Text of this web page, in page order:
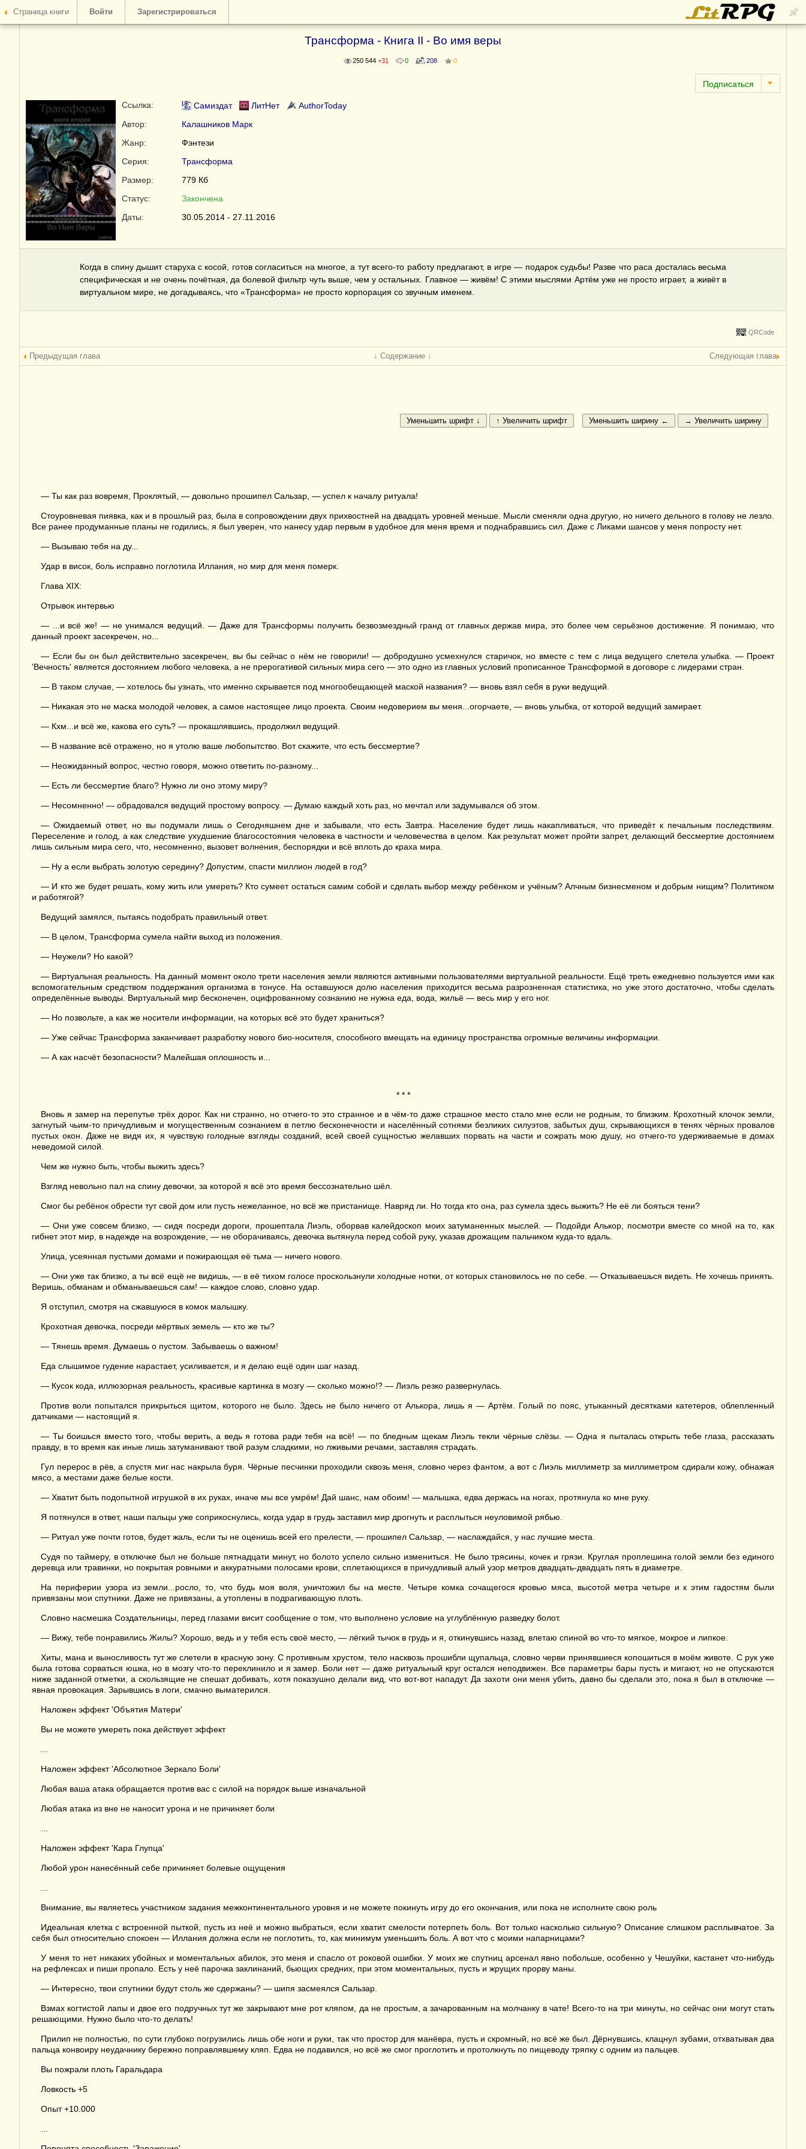
Страница книги Войти Зарегистрироваться
Трансформа - Книга II - Во имя веры
250 544 +31 0 208 0
Ссылка: Самиздат ЛитНет
AuthorToday
Автор:
Калашников Марк
Жанр:
Фэнтези
Серия:
Трансформа
Размер:
779 Кб
Статус:
Закончена
Даты:
30.05.2014 - 27.11.2016
Когда в спину дышит старуха с косой, готов согласиться на многое, а тут всего-то работу предлагают, в игре — подарок судьбы! Разве что раса досталась весьма
специфическая и не очень почётная, да болевой фильтр чуть выше, чем у остальных. Главное — живём! С этими мыслями Артём уже не просто играет, а живёт в
виртуальном мире, не догадываясь, что «Трансформа» не просто корпорация со звучным именем.
QRCode
Предыдущая глава ↓ Содержание ↓ Следующая глава
— Ты как раз вовремя, Проклятый, — довольно прошипел Сальзар, — успел к началу ритуала!
Стоуровневая пиявка, как и в прошлый раз, была в сопровождении двух прихвостней на двадцать уровней меньше. Мысли сменяли одна другую, но ничего дельного в голову не лезло.
Все ранее продуманные планы не годились, я был уверен, что нанесу удар первым в удобное для меня время и поднабравшись сил. Даже с Ликами шансов у меня попросту нет.
— Вызываю тебя на ду...
Удар в висок, боль исправно поглотила Иллания, но мир для меня померк.
Глава XIX:
Отрывок интервью
— ...и всё же! — не унимался ведущий. — Даже для Трансформы получить безвозмездный гранд от главных держав мира, это более чем серьёзное достижение. Я понимаю, что
данный проект засекречен, но...
— Если бы он был действительно засекречен, вы бы сейчас о нём не говорили! — добродушно усмехнулся старичок, но вместе с тем с лица ведущего слетела улыбка. — Проект
'Вечность' является достоянием любого человека, а не прерогативой сильных мира сего — это одно из главных условий прописанное Трансформой в договоре с лидерами стран.
— В таком случае, — хотелось бы узнать, что именно скрывается под многообещающей маской названия? — вновь взял себя в руки ведущий.
— Никакая это не маска молодой человек, а самое настоящее лицо проекта. Своим недоверием вы меня...огорчаете, — вновь улыбка, от которой ведущий замирает.
— Кхм...и всё же, какова его суть? — прокашлявшись, продолжил ведущий.
— В название всё отражено, но я утолю ваше любопытство. Вот скажите, что есть бессмертие?
— Неожиданный вопрос, честно говоря, можно ответить по-разному...
— Есть ли бессмертие благо? Нужно ли оно этому миру?
— Несомненно! — обрадовался ведущий простому вопросу. — Думаю каждый хоть раз, но мечтал или задумывался об этом.
— Ожидаемый ответ, но вы подумали лишь о Сегодняшнем дне и забывали, что есть Завтра. Население будет лишь накапливаться, что приведёт к печальным последствиям.
Переселение и голод, а как следствие ухудшение благосостояния человека в частности и человечества в целом. Как результат может пройти запрет, делающий бессмертие достоянием
лишь сильным мира сего, что, несомненно, вызовет волнения, беспорядки и всё вплоть до краха мира.
— Ну а если выбрать золотую середину? Допустим, спасти миллион людей в год?
— И кто же будет решать, кому жить или умереть? Кто сумеет остаться самим собой и сделать выбор между ребёнком и учёным? Алчным бизнесменом и добрым нищим? Политиком
и работягой?
Ведущий замялся, пытаясь подобрать правильный ответ.
— В целом, Трансформа сумела найти выход из положения.
— Неужели? Но какой?
— Виртуальная реальность. На данный момент около трети населения земли являются активными пользователями виртуальной реальности. Ещё треть ежедневно пользуется ими как
вспомогательным средством поддержания организма в тонусе. На оставшуюся долю населения приходится весьма разрозненная статистика, но уже этого достаточно, чтобы сделать
определённые выводы. Виртуальный мир бесконечен, оцифрованному сознанию не нужна еда, вода, жильё — весь мир у его ног.
— Но позвольте, а как же носители информации, на которых всё это будет храниться?
— Уже сейчас Трансформа заканчивает разработку нового био-носителя, способного вмещать на единицу пространства огромные величины информации.
— А как насчёт безопасности? Малейшая оплошность и...
* * *
Вновь я замер на перепутье трёх дорог. Как ни странно, но отчего-то это странное и в чём-то даже страшное место стало мне если не родным, то близким. Крохотный клочок земли,
загнутый чьим-то причудливым и могущественным сознанием в петлю бесконечности и населённый сотнями безликих силуэтов, забытых душ, скрывающихся в тенях чёрных провалов
пустых окон. Даже не видя их, я чувствую голодные взгляды созданий, всей своей сущностью желавших порвать на части и сожрать мою душу, но отчего-то удерживаемые в домах
неведомой силой.
Чем же нужно быть, чтобы выжить здесь?
Взгляд невольно пал на спину девочки, за которой я всё это время бессознательно шёл.
Смог бы ребёнок обрести тут свой дом или пусть нежеланное, но всё же пристанище. Навряд ли. Но тогда кто она, раз сумела здесь выжить? Не её ли бояться тени?
— Они уже совсем близко, — сидя посреди дороги, прошептала Лиэль, оборвав калейдоскоп моих затуманенных мыслей. — Подойди Алькор, посмотри вместе со мной на то, как
гибнет этот мир, в надежде на возрождение, — не оборачиваясь, девочка вытянула перед собой руку, указав дрожащим пальчиком куда-то вдаль.
Улица, усеянная пустыми домами и пожирающая её тьма — ничего нового.
— Они уже так близко, а ты всё ещё не видишь, — в её тихом голосе проскользнули холодные нотки, от которых становилось не по себе. — Отказываешься видеть. Не хочешь принять.
Веришь, обманам и обманываешься сам! — каждое слово, словно удар.
Я отступил, смотря на сжавшуюся в комок малышку.
Крохотная девочка, посреди мёртвых земель — кто же ты?
— Тянешь время. Думаешь о пустом. Забываешь о важном!
Еда слышимое гудение нарастает, усиливается, и я делаю ещё один шаг назад.
— Кусок кода, иллюзорная реальность, красивые картинка в мозгу — сколько можно!? — Лиэль резко развернулась.
Против воли попытался прикрыться щитом, которого не было. Здесь не было ничего от Алькора, лишь я — Артём. Голый по пояс, утыканный десятками катетеров, облепленный
датчиками — настоящий я.
— Ты боишься вместо того, чтобы верить, а ведь я готова ради тебя на всё! — по бледным щекам Лиэль текли чёрные слёзы. — Одна я пыталась открыть тебе глаза, рассказать
правду, в то время как иные лишь затуманивают твой разум сладкими, но лживыми речами, заставляя страдать.
Гул перерос в рёв, а спустя миг нас накрыла буря. Чёрные песчинки проходили сквозь меня, словно через фантом, а вот с Лиэль миллиметр за миллиметром сдирали кожу, обнажая
мясо, а местами даже белые кости.
— Хватит быть подопытной игрушкой в их руках, иначе мы все умрём! Дай шанс, нам обоим! — малышка, едва держась на ногах, протянула ко мне руку.
Я потянулся в ответ, наши пальцы уже соприкоснулись, когда удар в грудь заставил мир дрогнуть и расплыться неуловимой рябью.
— Ритуал уже почти готов, будет жаль, если ты не оценишь всей его прелести, — прошипел Сальзар, — наслаждайся, у нас лучшие места.
Судя по таймеру, в отключке был не больше пятнадцати минут, но болото успело сильно измениться. Не было трясины, кочек и грязи. Круглая проплешина голой земли без единого
деревца или травинки, но покрытая ровными и аккуратными полосами крови, сплетающихся в причудливый алый узор метров двадцать-двадцать пять в диаметре.
На периферии узора из земли...росло, то, что будь моя воля, уничтожил бы на месте. Четыре комка сочащегося кровью мяса, высотой метра четыре и к этим гадостям были
привязаны мои спутники. Даже не привязаны, а утоплены в подрагивающую плоть.
Словно насмешка Создательницы, перед глазами висит сообщение о том, что выполнено условие на углублённую разведку болот.
— Вижу, тебе понравились Жилы? Хорошо, ведь и у тебя есть своё место, — лёгкий тычок в грудь и я, откинувшись назад, влетаю спиной во что-то мягкое, мокрое и липкое.
Хиты, мана и выносливость тут же слетели в красную зону. С противным хрустом, тело насквозь прошибли щупальца, словно черви принявшиеся копошиться в моём животе. С рук уже
была готова сорваться юшка, но в мозгу что-то переклинило и я замер. Боли нет — даже ритуальный круг остался неподвижен. Все параметры бары пусть и мигают, но не опускаются
ниже заданной отметки, а скользящие не спешат добивать, хотя показушно делали вид, что вот-вот нападут. Да захоти они меня убить, давно бы сделали это, пока я был в отключке —
явная провокация. Зарывшись в логи, смачно выматерился.
Наложен эффект 'Объятия Матери'
Вы не можете умереть пока действует эффект
Наложен эффект 'Абсолютное Зеркало Боли'
Любая ваша атака обращается против вас с силой на порядок выше изначальной
Любая атака из вне не наносит урона и не причиняет боли
Наложен эффект 'Кара Глупца'
Любой урон нанесённый себе причиняет болевые ощущения
Внимание, вы являетесь участником задания межконтинентального уровня и не можете покинуть игру до его окончания, или пока не исполните свою роль
Идеальная клетка с встроенной пыткой, пусть из неё и можно выбраться, если хватит смелости потерпеть боль. Вот только насколько сильную? Описание слишком расплывчатое. За
себя был относительно спокоен — Иллания должна если не поглотить, то, как минимум уменьшить боль. А вот что с моими напарницами?
У меня то нет никаких убойных и моментальных абилок, это меня и спасло от роковой ошибки. У моих же спутниц арсенал явно побольше, особенно у Чешуйки, кастанет что-нибудь
на рефлексах и пиши пропало. Есть у неё парочка заклинаний, бьющих средних, при этом моментальных, пусть и жрущих прорву маны.
— Интересно, твои спутники будут столь же сдержаны? — шипя засмеялся Сальзар.
Взмах когтистой лапы и двое его подручных тут же закрывают мне рот кляпом, да не простым, а зачарованным на молчанку в чате! Всего-то на три минуты, но сейчас они могут стать
решающими. Нужно было что-то делать!
Прилип не полностью, по сути глубоко погрузились лишь обе ноги и руки, так что простор для манёвра, пусть и скромный, но всё же был. Дёрнувшись, клацнул зубами, отхватывая два
пальца конвоиру неудачнику бережно поправлявшему кляп. Едва не подавился, но всё же смог проглотить и протолкнуть по пищеводу тряпку с одним из пальцев.
Вы пожрали плоть Гаральдара
Ловкость +5
Опыт +10.000